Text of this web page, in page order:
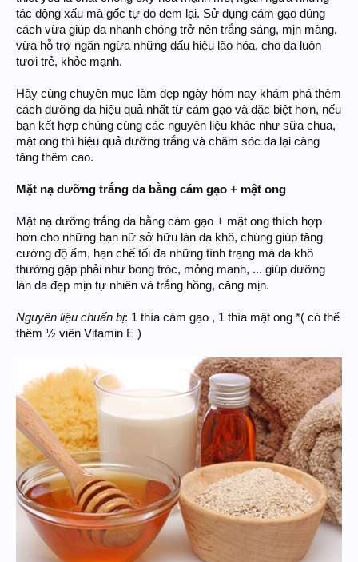
tác động xấu mà gốc tự do đem lại. Sử dụng cám gạo đúng
cách vừa giúp da nhanh chóng trở nên trắng sáng, mịn màng,
vừa hỗ trợ ngăn ngừa những dấu hiệu lão hóa, cho da luôn
tươi trẻ, khỏe mạnh.
Hãy cùng chuyên mục làm đẹp ngày hôm nay khám phá thêm
cách dưỡng da hiệu quả nhất từ cám gạo và đặc biệt hơn, nếu
bạn kết hợp chúng cùng các nguyên liệu khác như sữa chua,
mật ong thì hiệu quả dưỡng trắng và chăm sóc da lại càng
tăng thêm cao.
Mặt nạ dưỡng trắng da bằng cám gạo + mật ong
Mặt nạ dưỡng trắng da bằng cám gạo + mật ong thích hợp
hơn cho những bạn nữ sở hữu làn da khô, chúng giúp tăng
cường độ ẩm, hạn chế tối đa những tình trạng mà da khô
thường gặp phải như bong tróc, mỏng manh, ... giúp dưỡng
làn da đẹp mịn tự nhiên và trắng hồng, căng mịn.
Nguyên liệu chuẩn bị: 1 thìa cám gạo , 1 thìa mật ong *( có thể
thêm ½ viên Vitamin E )